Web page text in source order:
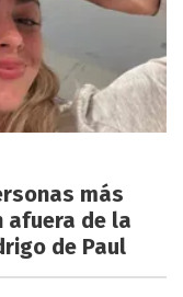
más
afuera de la
de Paul